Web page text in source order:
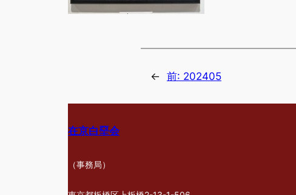
← 前: 202405
在京白堊会
（事務局）